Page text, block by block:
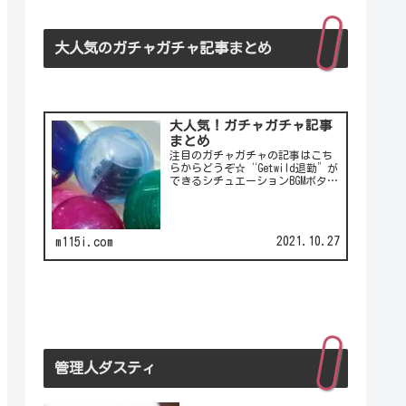
大人気のガチャガチャ記事まとめ
大人気！ガチャガチャ記事
まとめ
注目のガチャガチャの記事はこち
らからどうぞ☆“Getwild退勤”が
できるシチュエーションBGMボタ
m115i.com 2021.10.27
管理人ダスティ